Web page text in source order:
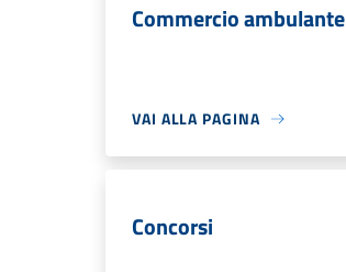
Commercio ambulante
VAI ALLA PAGINA
Concorsi